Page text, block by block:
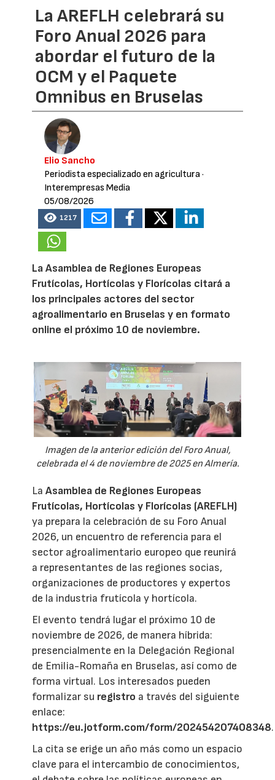
La AREFLH celebrará su
Foro Anual 2026 para
abordar el futuro de la
OCM y el Paquete
Omnibus en Bruselas
Elio Sancho
Periodista especializado en agricultura·
Interempresas Media
05/08/2026
1217
La Asamblea de Regiones Europeas
Frutícolas, Hortícolas y Florícolas citará a
los principales actores del sector
agroalimentario en Bruselas y en formato
online el próximo 10 de noviembre.
Imagen de la anterior edición del Foro Anual,
celebrada el 4 de noviembre de 2025 en Almería.
LaAsamblea de Regiones Europeas
Frutícolas, Hortícolas y Florícolas (AREFLH)
ya prepara la celebración de su Foro Anual
2026, un encuentro de referencia para el
sector agroalimentario europeo que reunirá
a representantes de las regiones socias,
organizaciones de productores y expertos
de la industria frutícola y hortícola.
El evento tendrá lugar el próximo 10 de
noviembre de 2026, de manera híbrida:
presencialmente en la Delegación Regional
de Emilia-Romaña en Bruselas, así como de
forma virtual. Los interesados pueden
formalizar su registro a través del siguiente
enlace:
https://eu.jotform.com/form/202454207408348.
La cita se erige un año más como un espacio
clave para el intercambio de conocimientos,